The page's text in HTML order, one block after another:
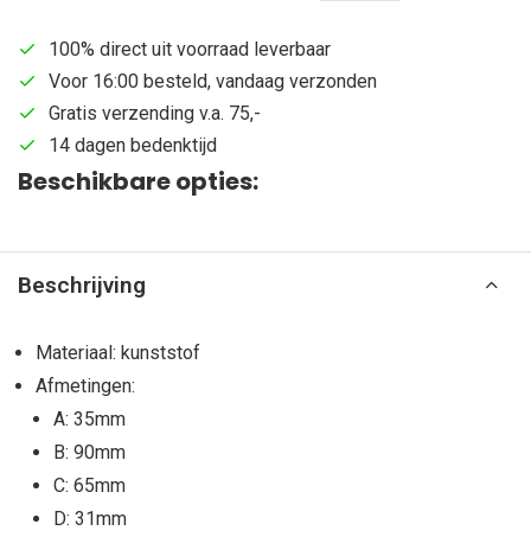
100% direct uit voorraad leverbaar
Voor 16:00 besteld, vandaag verzonden
Gratis verzending v.a. 75,-
14 dagen bedenktijd
Beschikbare opties:
Beschrijving
Materiaal: kunststof
Afmetingen:
A: 35mm
B: 90mm
C: 65mm
D: 31mm